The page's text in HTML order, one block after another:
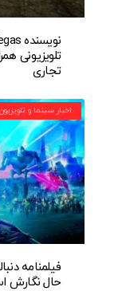
تلویزیونی
تجاری
اخبار سینما و تلویزیون
حال نگارش